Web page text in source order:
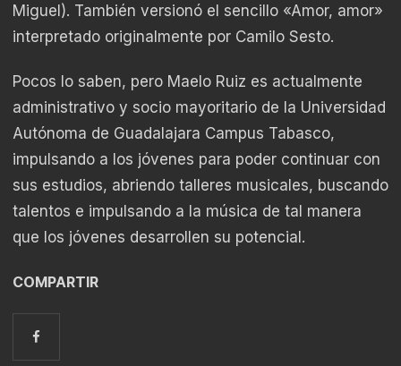
Miguel). También versionó el sencillo «Amor, amor»
interpretado originalmente por Camilo Sesto.
Pocos lo saben, pero Maelo Ruiz es actualmente
administrativo y socio mayoritario de la Universidad
Autónoma de Guadalajara Campus Tabasco,
impulsando a los jóvenes para poder continuar con
sus estudios, abriendo talleres musicales, buscando
talentos e impulsando a la música de tal manera
que los jóvenes desarrollen su potencial.
COMPARTIR